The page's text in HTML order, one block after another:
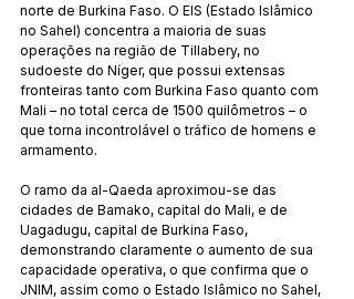
norte de Burkina Faso. O EIS (Estado Islâmico
no Sahel) concentra a maioria de suas
operações na região de Tillabery, no
sudoeste do Níger, que possui extensas
fronteiras tanto com Burkina Faso quanto com
Mali – no total cerca de 1500 quilômetros – o
que torna incontrolável o tráfico de homens e
armamento.
O ramo da al-Qaeda aproximou-se das
cidades de Bamako, capital do Mali, e de
Uagadugu, capital de Burkina Faso,
demonstrando claramente o aumento de sua
capacidade operativa, o que confirma que o
JNIM, assim como o Estado Islâmico no Sahel,